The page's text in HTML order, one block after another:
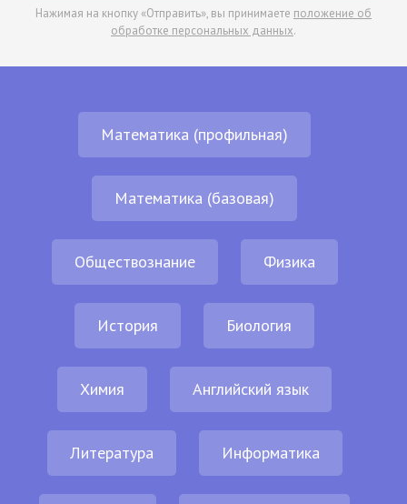
Нажимая на кнопку «Отправить», вы принимаете положение об
обработке персональных данных.
Математика (профильная)
Математика (базовая)
Обществознание Физика
История Биология
Химия Английский язык
Литература Информатика